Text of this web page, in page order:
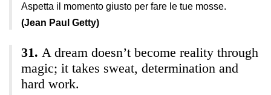
Aspetta il momento giusto per fare le tue mosse.
(Jean Paul Getty)
A dream doesn’t become reality through
magic; it takes sweat, determination and
hard work.